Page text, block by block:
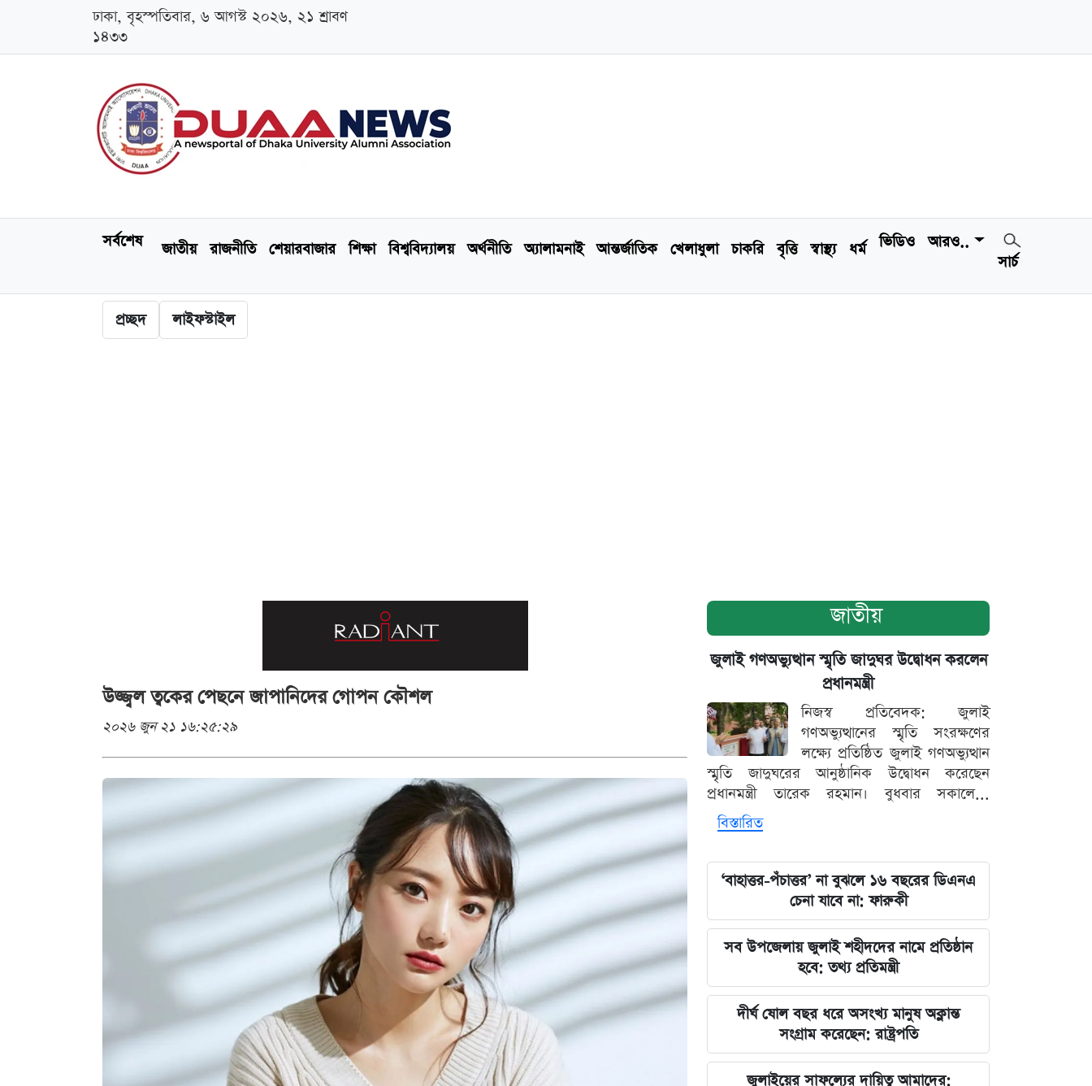
ঢাকা, বৃহস্পতিবার, ৬ আগস্ট ২০২৬, ২১ শ্রাবণ
১৪৩৩
সর্বশেষ জাতীয় রাজনীতি শেয়ারবাজার শিক্ষা বিশ্ববিদ্যালয় অর্থনীতি অ্যালামনাই আন্তর্জাতিক খেলাধুলা চাকরি বৃত্তি স্বাস্থ্য ধর্ম ভিডিও
আরও..
সার্চ
প্রচ্ছদ লাইফস্টাইল
উজ্জ্বল ত্বকের পেছনে জাপানিদের গোপন কৌশল
২০২৬ জুন ২১ ১৬:২৫:২৯
জাতীয়
জুলাই গণঅভ্যুত্থান স্মৃতি জাদুঘর উদ্বোধন করলেন
প্রধানমন্ত্রী
নিজস্ব প্রতিবেদক: জুলাই
গণঅভ্যুত্থানের স্মৃতি সংরক্ষণের
লক্ষ্যে প্রতিষ্ঠিত জুলাই গণঅভ্যুত্থান
স্মৃতি জাদুঘরের আনুষ্ঠানিক উদ্বোধন করেছেন
প্রধানমন্ত্রী তারেক রহমান। বুধবার সকালে...
বিস্তারিত
‘বাহাত্তর-পঁচাত্তর’ না বুঝলে ১৬ বছরের ডিএনএ
চেনা যাবে না: ফারুকী
সব উপজেলায় জুলাই শহীদদের নামে প্রতিষ্ঠান
হবে: তথ্য প্রতিমন্ত্রী
দীর্ঘ ষোল বছর ধরে অসংখ্য মানুষ অক্লান্ত
সংগ্রাম করেছেন: রাষ্ট্রপতি
জুলাইয়ের সাফল্যের দায়িত্ব আমাদের: